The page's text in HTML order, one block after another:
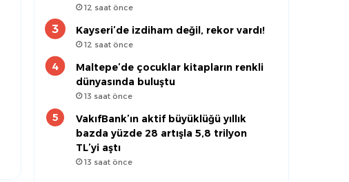
12 saat önce
Kayseri’de izdiham değil, rekor vardı!
12 saat önce
Maltepe’de çocuklar kitapların renkli
dünyasında buluştu
13 saat önce
VakıfBank’ın aktif büyüklüğü yıllık
bazda yüzde 28 artışla 5,8 trilyon
TL’yi aştı
13 saat önce